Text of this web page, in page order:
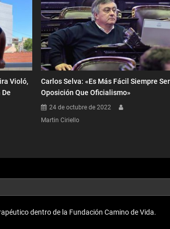
Violó,
Carlos Selva: «Es Más Fácil Siempre Ser
Oposición Que Oficialismo»
24 de octubre de 2022
Martin Ciriello
dentro de la Fundación Camino de Vida.